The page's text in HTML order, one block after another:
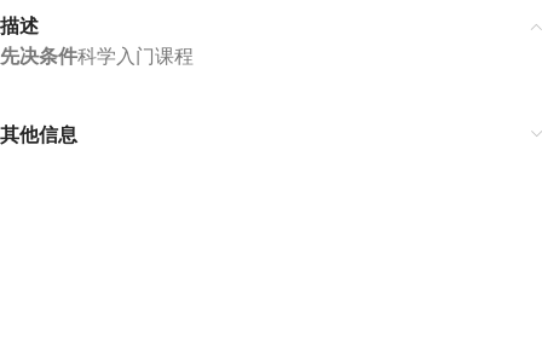
描述
先决条件科学入门课程
其他信息